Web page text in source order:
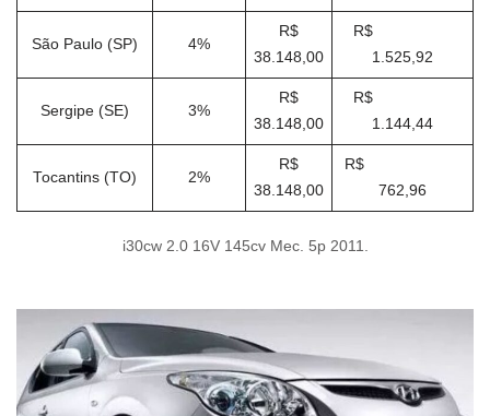
São Paulo (SP) 4%
R$
38.148,00
R$
1.525,92
Sergipe (SE) 3%
R$
38.148,00
R$
1.144,44
Tocantins (TO) 2%
R$
38.148,00
R$
762,96
i30cw 2.0 16V 145cv Mec. 5p 2011.